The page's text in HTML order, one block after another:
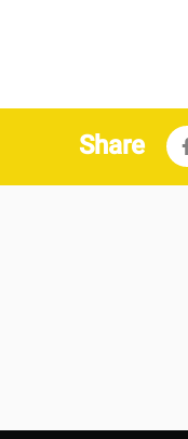
Share